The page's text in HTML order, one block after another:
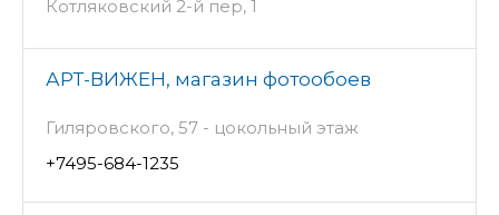
Котляковский 2-й пер, 1
АРТ-ВИЖЕН, магазин фотообоев
Гиляровского, 57 - цокольный этаж
+7495-684-1235